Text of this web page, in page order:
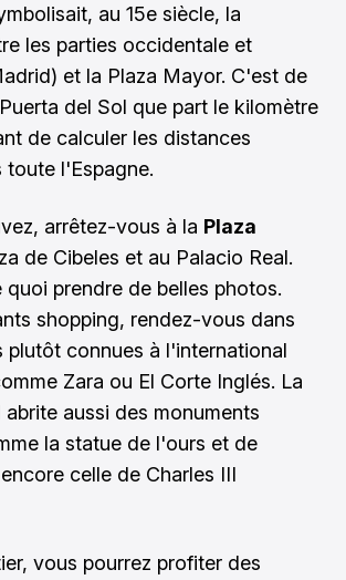
au 15e siècle, la
les parties occidentale et
et la Plaza Mayor. C'est de
del Sol que part le kilomètre
de calculer les distances
toute l'Espagne.
arrêtez-vous à la Plaza
de Cibeles et au Palacio Real.
quoi prendre de belles photos.
shopping, rendez-vous dans
plutôt connues à l'international
Zara ou El Corte Inglés. La
abrite aussi des monuments
la statue de l'ours et de
celle de Charles III
vous pourrez profiter des